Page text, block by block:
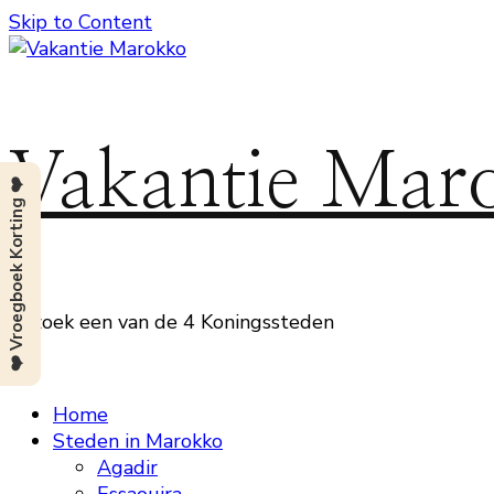
Skip to Content
Vakantie
Bezoek een van de 4 Koningssteden
Home
Steden in Marokko
Agadir
❤️ Vroegboek Korting ❤️